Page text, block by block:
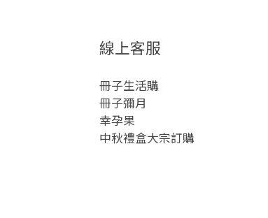
線上客服
冊子生活購
冊子彌月
幸孕果
中秋禮盒大宗訂購